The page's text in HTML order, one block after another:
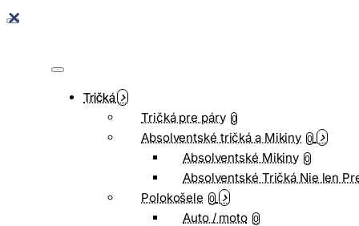
Tričká
Tričká pre páry 0
Absolventské tričká a Mikiny 0
Absolventské Mikiny 0
Absolventské Tričká Nie len
Polokošele 0
Auto / moto 0